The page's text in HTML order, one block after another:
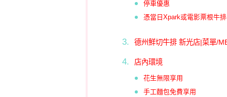
停車優惠
憑當日Xpark或電影票根牛
德州鮮切牛排 新光店|菜單/
店內環境
花生無限享用
手工麵包免費享用